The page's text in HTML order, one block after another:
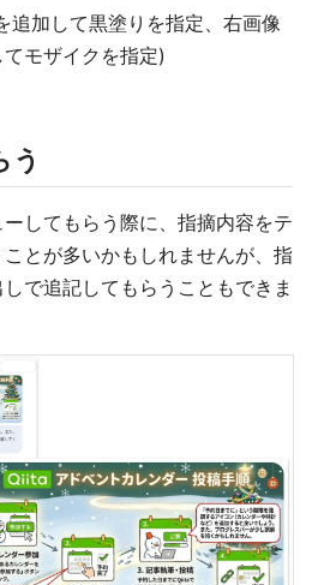
追加して黒塗りを指定、右画像
モザイクを指定)
う
してもらう際に、指摘内容をテ
とが多いかもしれませんが、指
で追記してもらうこともできま